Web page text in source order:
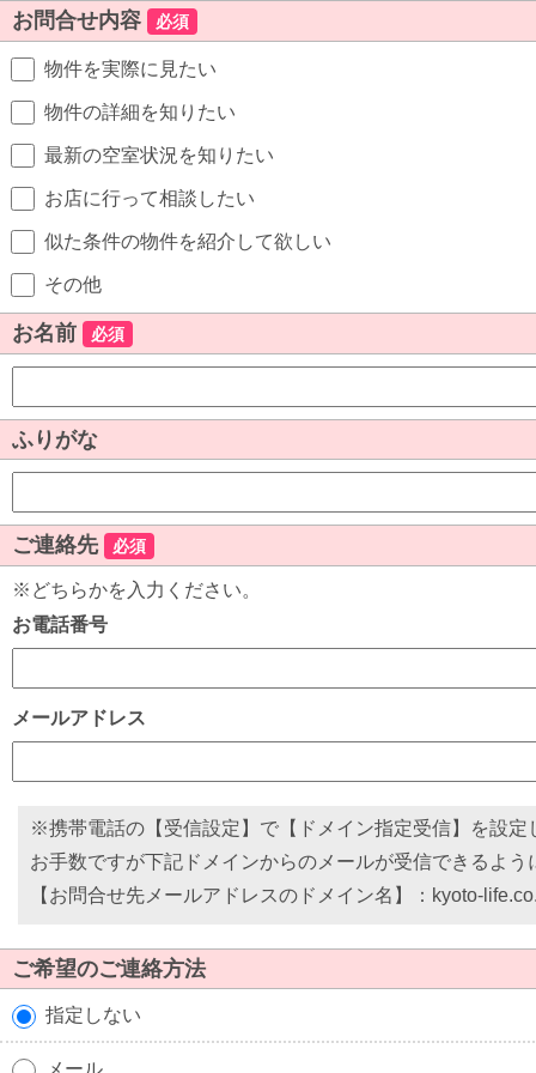
お問合せ内容 必須
物件を実際に見たい
物件の詳細を知りたい
最新の空室状況を知りたい
お店に行って相談したい
似た条件の物件を紹介して欲しい
その他
お名前 必須
ふりがな
ご連絡先 必須
※どちらかを入力ください。
お電話番号
メールアドレス
※携帯電話の【受信設定】で【ドメイン指定受信】を設
お手数ですが下記ドメインからのメールが受信できるよ
【お問合せ先メールアドレスのドメイン名】：kyoto-
ご希望のご連絡方法
指定しない
メール